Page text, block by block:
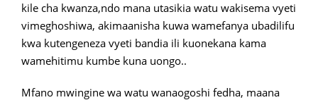
kile cha kwanza,ndo mana utasikia watu wakisema vyeti
vimeghoshiwa, akimaanisha kuwa wamefanya ubadilifu
kwa kutengeneza vyeti bandia ili kuonekana kama
wamehitimu kumbe kuna uongo..
Mfano mwingine wa watu wanaogoshi fedha, maana